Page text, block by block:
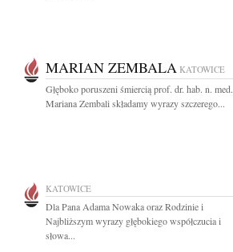
MARIAN ZEMBALA KATOWICE
Głęboko poruszeni śmiercią prof. dr. hab. n. med.
Mariana Zembali składamy wyrazy szczerego...
KATOWICE
Dla Pana Adama Nowaka oraz Rodzinie i
Najbliższym wyrazy głębokiego współczucia i
słowa...